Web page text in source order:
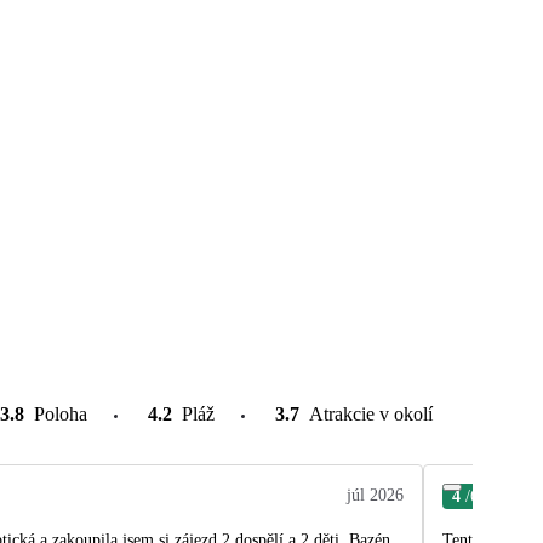
3.8 Poloha 4.2 Pláž 3.7 Atrakcie v okolí
júl 2026 4 /6